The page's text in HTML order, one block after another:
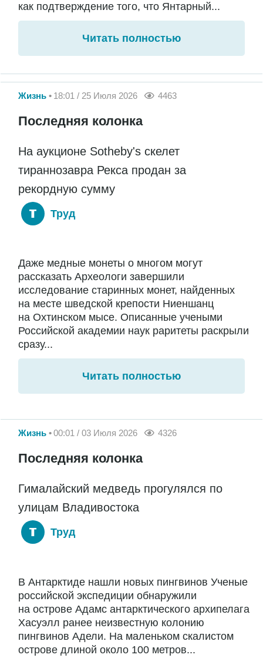
как подтверждение того, что Янтарный...
Читать полностью
Жизнь 18:01 / 25 Июля 2026 4463
Последняя колонка
На аукционе Sotheby's скелет
тираннозавра Рекса продан за
рекордную сумму
Труд
Даже медные монеты о многом могут
рассказать Археологи завершили
исследование старинных монет, найденных
на месте шведской крепости Ниеншанц
на Охтинском мысе. Описанные учеными
Российской академии наук раритеты раскрыли
сразу...
Читать полностью
Жизнь 00:01 / 03 Июля 2026 4326
Последняя колонка
Гималайский медведь прогулялся по
улицам Владивостока
Труд
В Антарктиде нашли новых пингвинов Ученые
российской экспедиции обнаружили
на острове Адамс антарктического архипелага
Хасуэлл ранее неизвестную колонию
пингвинов Адели. На маленьком скалистом
острове длиной около 100 метров...